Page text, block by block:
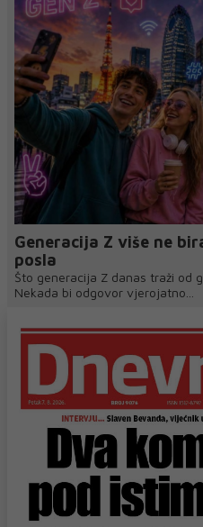
Generacija Z više ne
posla
Što generacija Z danas traži od
Nekada bi odgovor vjerojatno...